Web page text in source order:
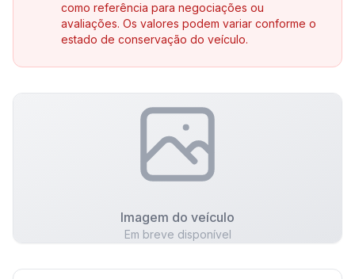
como referência para negociações ou
avaliações. Os valores podem variar conforme o
estado de conservação do veículo.
Imagem do veículo
Em breve disponível